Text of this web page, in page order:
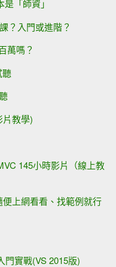
「師資」
？入門或進階？
萬嗎？
聽
教學)
145小時影片（線上教
上網看看、找範例就行
門實戰(VS 2015版)